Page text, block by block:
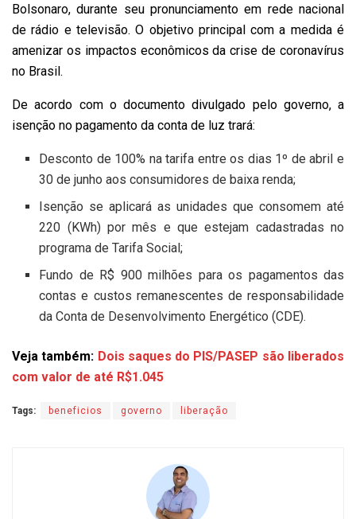
Bolsonaro, durante seu pronunciamento em rede nacional
de rádio e televisão. O objetivo principal com a medida é
amenizar os impactos econômicos da crise de coronavírus
no Brasil.
De acordo com o documento divulgado pelo governo, a
isenção no pagamento da conta de luz trará:
Desconto de 100% na tarifa entre os dias 1º de abril e
30 de junho aos consumidores de baixa renda;
Isenção se aplicará as unidades que consomem até
220 (KWh) por mês e que estejam cadastradas no
programa de Tarifa Social;
Fundo de R$ 900 milhões para os pagamentos das
contas e custos remanescentes de responsabilidade
da Conta de Desenvolvimento Energético (CDE).
Veja também: Dois saques do PIS/PASEP são liberados
com valor de até R$1.045
Tags: beneficios governo liberação